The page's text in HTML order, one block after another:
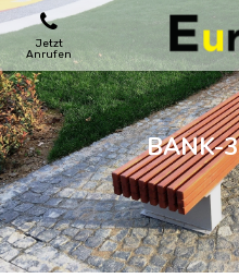
Jetzt
Anrufen
SPIELPLATZE
SKATEPARKS
HOLZHӒUSER
BANK-3